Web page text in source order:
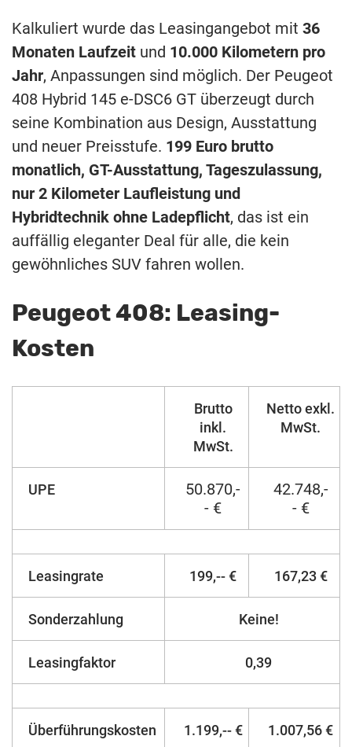
Kalkuliert wurde das Leasingangebot mit 36
Monaten Laufzeit und 10.000 Kilometern pro
Jahr, Anpassungen sind möglich. Der Peugeot
408 Hybrid 145 e-DSC6 GT überzeugt durch
seine Kombination aus Design, Ausstattung
und neuer Preisstufe. 199 Euro brutto
monatlich, GT-Ausstattung, Tageszulassung,
nur 2 Kilometer Laufleistung und
Hybridtechnik ohne Ladepflicht, das ist ein
auffällig eleganter Deal für alle, die kein
gewöhnliches SUV fahren wollen.
Peugeot 408: Leasing-
Kosten
Brutto
inkl.
MwSt.
Netto exkl.
MwSt.
UPE
50.870,-
- €
42.748,-
- €
Leasingrate 199,-- € 167,23 €
Sonderzahlung Keine!
Leasingfaktor 0,39
Überführungskosten 1.199,-- € 1.007,56 €